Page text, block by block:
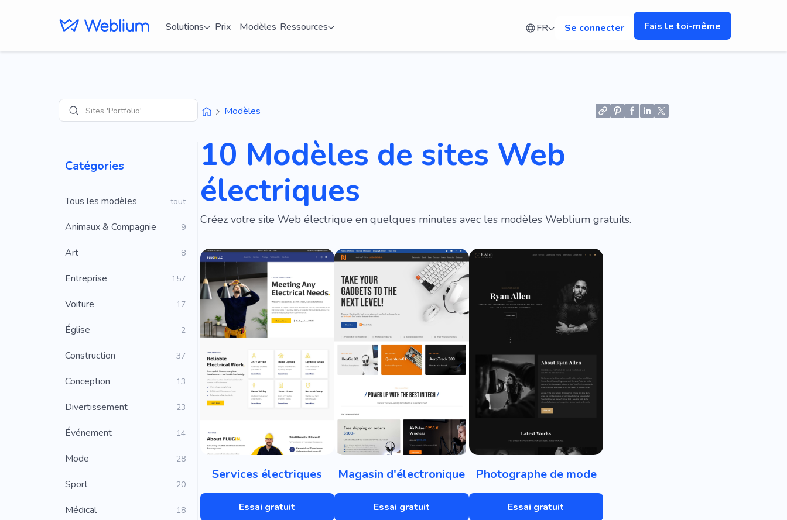
Solutions Prix Modèles Ressources FR Se connecter Fais le toi-même
Recherche
Sites 'Portfolio'
Catégories
Tous les modèles tout
Animaux & Compagnie 9
Art 8
Entreprise 157
Voiture 17
Église 2
Construction 37
Conception 13
Divertissement 23
Événement 14
Mode 28
Sport 20
Médical 18
Modèles
10 Modèles de sites Web
électriques
Créez votre site Web électrique en quelques minutes avec les modèles Weblium gratuits.
Services électriques
Essai gratuit
Magasin d'électronique
Essai gratuit
Photographe de mode
Essai gratuit